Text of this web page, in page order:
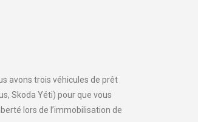
avons trois véhicules de prêt
Skoda Yéti) pour que vous
lors de l’immobilisation de